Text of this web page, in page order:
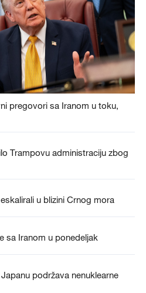
pregovori sa Iranom u toku,
Trampovu administraciju zbog
u blizini Crnog mora
sa Iranom u ponedeljak
podržava nenuklearne